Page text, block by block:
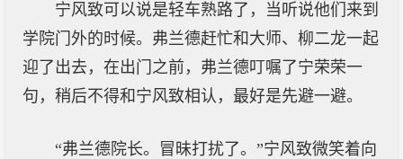
宁风致可以说是轻车熟路了，当听说他们来到
学院门外的时候。弗兰德赶忙和大师、柳二龙一起
迎了出去，在出门之前，弗兰德叮嘱了宁荣荣一
句，稍后不得和宁风致相认，最好是先避一避。
“弗兰德院长。冒昧打扰了。”宁风致微笑着向